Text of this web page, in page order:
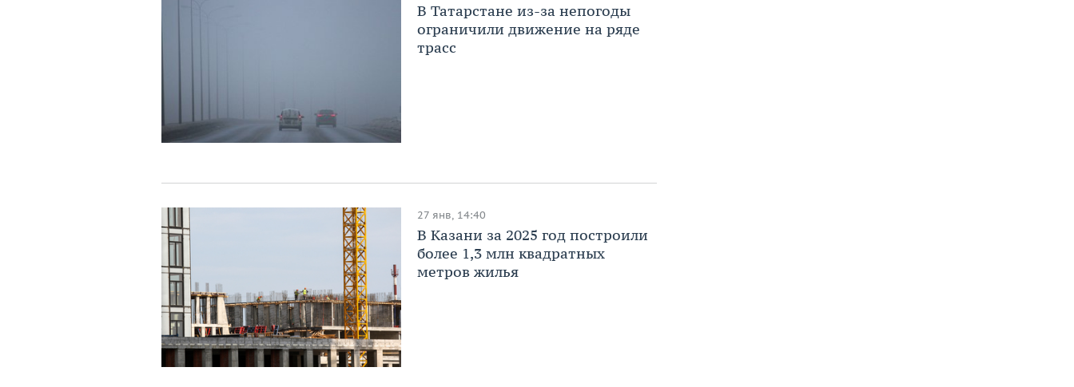
В Татарстане из-за непогоды
ограничили движение на ряде
трасс
27 янв, 14:40
В Казани за 2025 год построили
более 1,3 млн квадратных
метров жилья